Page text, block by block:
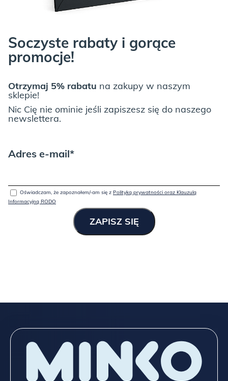
Spójrz niżej na wszystkie możliwości, które dajemy przy meblach
z „typowej” oferty,
a jeśli to nadal mało, napisz do
TUTAJ!
Soczyste rabaty i gorące
promocje!
Otrzymaj 5% rabatu na zakupy w naszym
sklepie!
Nic Cię nie ominie jeśli zapiszesz się do naszego
newslettera.
Adres e-mail*
Oświadczam, że zapoznałem/-am się z Polityką prywatności oraz Klauzulą
Informacyjną RODO